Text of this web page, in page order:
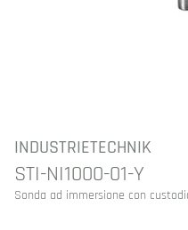
INDUSTRIETECHNIK
STI-NI1000-01-Y
Sonda ad immersione con